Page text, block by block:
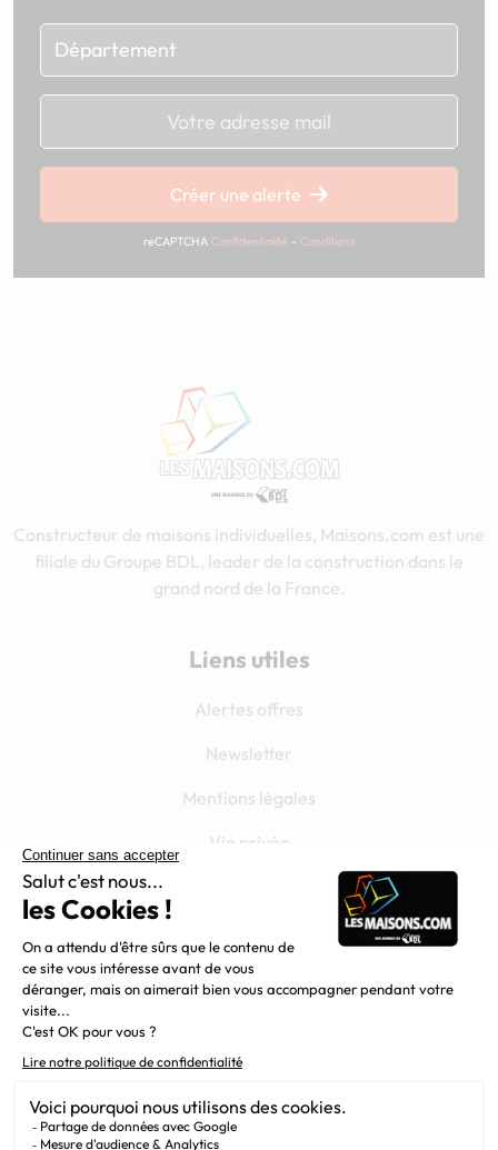
Chargement...
Créer une alerte
reCAPTCHA Confidentialité - Conditions
Constructeur de maisons individuelles, Maisons.com est une
filiale du Groupe BDL, leader de la construction dans le
grand nord de la France.
Liens utiles
Alertes offres
Newsletter
Mentions légales
Vie privée
Filiales
Chargement...
Nous suivre